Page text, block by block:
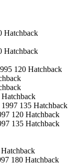
Hatchback
Hatchback
120 Hatchback
135 Hatchback
120 Hatchback
135 Hatchback
180 Hatchback